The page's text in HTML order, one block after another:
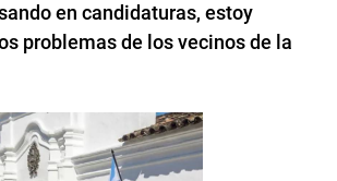
en candidaturas, estoy
problemas de los vecinos de la